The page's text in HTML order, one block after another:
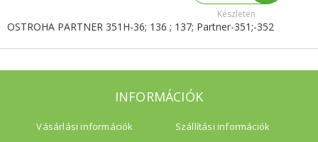
Készleten
OSTROHA PARTNER 351H-36; 136 ; 137; Partner-351;-352
INFORMÁCIÓK
Vásárlási információk
Szállítási információk